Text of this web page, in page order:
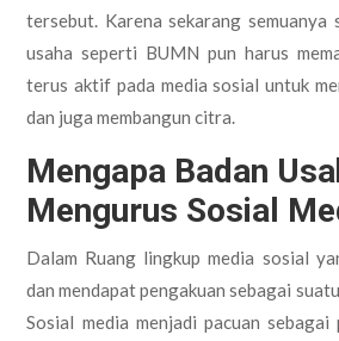
tersebut. Karena sekarang semuanya
usaha seperti BUMN pun harus
terus aktif pada media sosial untuk
dan juga membangun citra.
Mengapa Badan
Mengurus Sosial
Dalam Ruang lingkup media sosial
dan mendapat pengakuan sebagai
Sosial media menjadi pacuan sebagai